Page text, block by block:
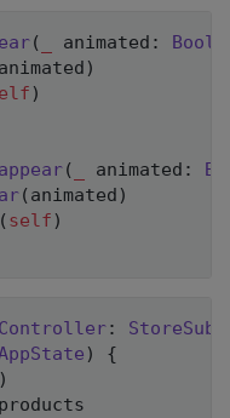
( animated : Bool
animated )
)
( animated :
( animated )
( self )
:
)
{
)
products